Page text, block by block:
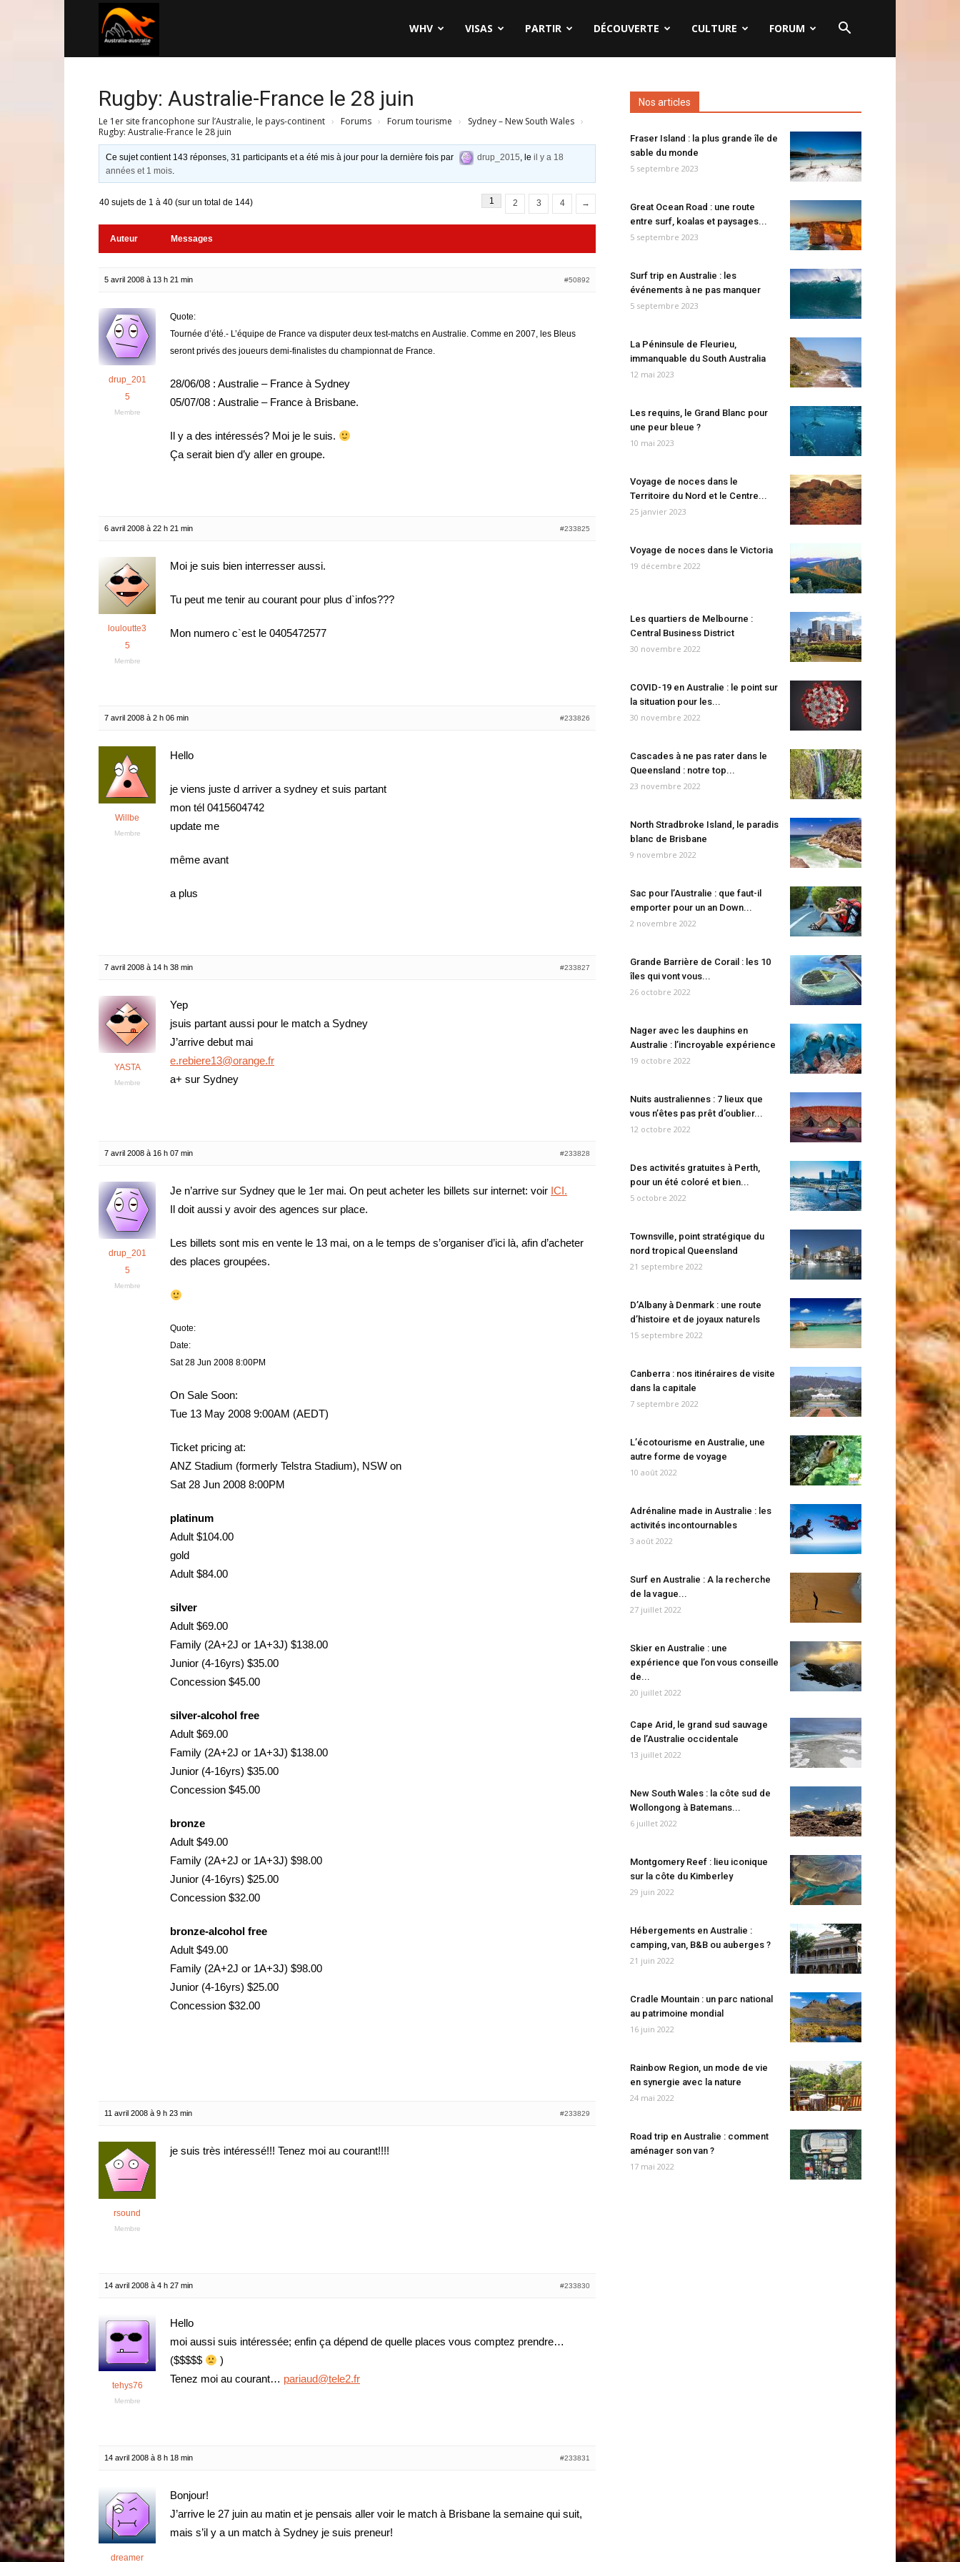
WHV VISAS PARTIR DÉCOUVERTE CULTURE FORUM
Rugby: Australie-France le 28 juin
Le 1er site francophone sur l’Australie, le pays-continent › Forums › Forum tourisme › Sydney – New South Wales ›
Rugby: Australie-France le 28 juin
Ce sujet contient 143 réponses, 31 participants et a été mis à jour pour la dernière fois par drup_2015, leil y a 18
années et 1 mois.
40 sujets de 1 à 40 (sur un total de 144) 1 2 3 4 →
Auteur Messages
5 avril 2008 à 13 h 21 min #50892
drup_201
5
Membre
Quote:
Tournée d’été.- L’équipe de France va disputer deux test-matchs en Australie. Comme en 2007, les Bleus
seront privés des joueurs demi-finalistes du championnat de France.
28/06/08 : Australie – France à Sydney
05/07/08 : Australie – France à Brisbane.
Il y a des intéressés? Moi je le suis.
Ça serait bien d’y aller en groupe.
6 avril 2008 à 22 h 21 min #233825
louloutte3
5
Membre
Moi je suis bien interresser aussi.
Tu peut me tenir au courant pour plus d`infos???
Mon numero c`est le 0405472577
7 avril 2008 à 2 h 06 min #233826
Willbe
Membre
Hello
je viens juste d arriver a sydney et suis partant
mon tél 0415604742
update me
même avant
a plus
7 avril 2008 à 14 h 38 min #233827
YASTA
Membre
Yep
jsuis partant aussi pour le match a Sydney
J’arrive debut mai
e.rebiere13@orange.fr
a+ sur Sydney
7 avril 2008 à 16 h 07 min #233828
drup_201
5
Membre
Je n’arrive sur Sydney que le 1er mai. On peut acheter les billets sur internet: voir ICI.
Il doit aussi y avoir des agences sur place.
Les billets sont mis en vente le 13 mai, on a le temps de s’organiser d’ici là, afin d’acheter
des places groupées.
Quote:
Date:
Sat 28 Jun 2008 8:00PM
On Sale Soon:
Tue 13 May 2008 9:00AM (AEDT)
Ticket pricing at:
ANZ Stadium (formerly Telstra Stadium), NSW on
Sat 28 Jun 2008 8:00PM
platinum
Adult $104.00
gold
Adult $84.00
silver
Adult $69.00
Family (2A+2J or 1A+3J) $138.00
Junior (4-16yrs) $35.00
Concession $45.00
silver-alcohol free
Adult $69.00
Family (2A+2J or 1A+3J) $138.00
Junior (4-16yrs) $35.00
Concession $45.00
bronze
Adult $49.00
Family (2A+2J or 1A+3J) $98.00
Junior (4-16yrs) $25.00
Concession $32.00
bronze-alcohol free
Adult $49.00
Family (2A+2J or 1A+3J) $98.00
Junior (4-16yrs) $25.00
Concession $32.00
11 avril 2008 à 9 h 23 min #233829
rsound
Membre
je suis très intéressé!!! Tenez moi au courant!!!!
14 avril 2008 à 4 h 27 min #233830
tehys76
Membre
Hello
moi aussi suis intéressée; enfin ça dépend de quelle places vous comptez prendre…
($$$$$
)
Tenez moi au courant… pariaud@tele2.fr
14 avril 2008 à 8 h 18 min #233831
dreamer
Bonjour!
J’arrive le 27 juin au matin et je pensais aller voir le match à Brisbane la semaine qui suit,
mais s’il y a un match à Sydney je suis preneur!
Nos articles
Fraser Island : la plus grande île de
sable du monde
5 septembre 2023
Great Ocean Road : une route
entre surf, koalas et paysages...
5 septembre 2023
Surf trip en Australie : les
événements à ne pas manquer
5 septembre 2023
La Péninsule de Fleurieu,
immanquable du South Australia
12 mai 2023
Les requins, le Grand Blanc pour
une peur bleue ?
10 mai 2023
Voyage de noces dans le
Territoire du Nord et le Centre...
25 janvier 2023
Voyage de noces dans le Victoria
19 décembre 2022
Les quartiers de Melbourne :
Central Business District
30 novembre 2022
COVID-19 en Australie : le point sur
la situation pour les...
30 novembre 2022
Cascades à ne pas rater dans le
Queensland : notre top...
23 novembre 2022
North Stradbroke Island, le paradis
blanc de Brisbane
9 novembre 2022
Sac pour l’Australie : que faut-il
emporter pour un an Down...
2 novembre 2022
Grande Barrière de Corail : les 10
îles qui vont vous...
26 octobre 2022
Nager avec les dauphins en
Australie : l’incroyable expérience
19 octobre 2022
Nuits australiennes : 7 lieux que
vous n’êtes pas prêt d’oublier...
12 octobre 2022
Des activités gratuites à Perth,
pour un été coloré et bien...
5 octobre 2022
Townsville, point stratégique du
nord tropical Queensland
21 septembre 2022
D’Albany à Denmark : une route
d’histoire et de joyaux naturels
15 septembre 2022
Canberra : nos itinéraires de visite
dans la capitale
7 septembre 2022
L’écotourisme en Australie, une
autre forme de voyage
10 août 2022
Adrénaline made in Australie : les
activités incontournables
3 août 2022
Surf en Australie : A la recherche
de la vague...
27 juillet 2022
Skier en Australie : une
expérience que l’on vous conseille
de...
20 juillet 2022
Cape Arid, le grand sud sauvage
de l’Australie occidentale
13 juillet 2022
New South Wales : la côte sud de
Wollongong à Batemans...
6 juillet 2022
Montgomery Reef : lieu iconique
sur la côte du Kimberley
29 juin 2022
Hébergements en Australie :
camping, van, B&B ou auberges ?
21 juin 2022
Cradle Mountain : un parc national
au patrimoine mondial
16 juin 2022
Rainbow Region, un mode de vie
en synergie avec la nature
24 mai 2022
Road trip en Australie : comment
aménager son van ?
17 mai 2022